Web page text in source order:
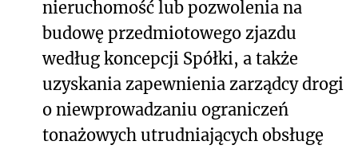
nieruchomość lub pozwolenia na
budowę przedmiotowego zjazdu
według koncepcji Spółki, a także
uzyskania zapewnienia zarządcy drogi
o niewprowadzaniu ograniczeń
tonażowych utrudniających obsługę